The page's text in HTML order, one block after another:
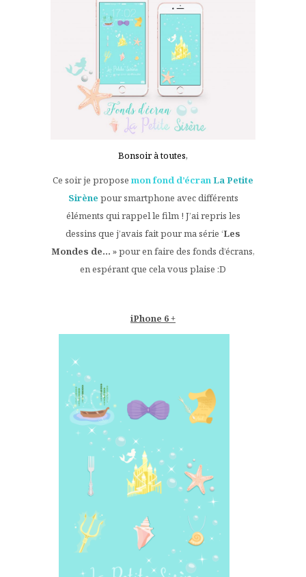
Bonsoir à toutes,
Ce soir je propose mon fond d’écranLa Petite
Sirène pour smartphone avec différents
éléments qui rappel le film ! J’ai repris les
dessins que j’avais fait pour ma série ‘Les
Mondes de… » pour en faire des fonds d’écrans,
en espérant que cela vous plaise :D
iPhone 6 +